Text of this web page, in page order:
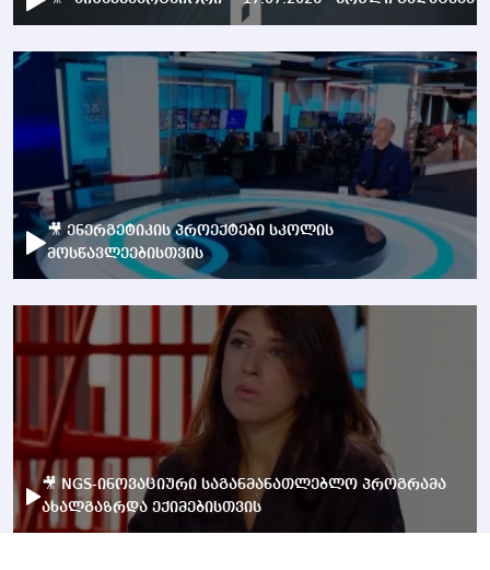
🎥 ენერგეტიკის პროექტები სკოლის
მოსწავლეებისთვის
🎥 NGS-ინოვაციური საგანმანათლებლო პროგრამა
ახალგაზრდა ექიმებისთვის